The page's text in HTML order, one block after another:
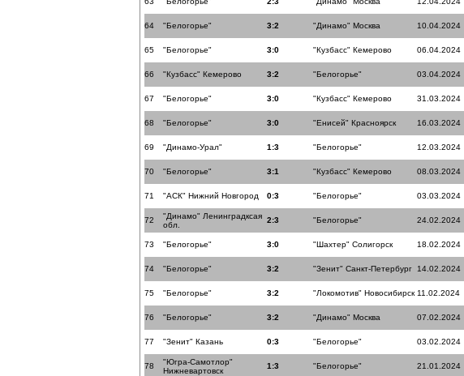
64 "Белогорье" 3:2 "Динамо" Москва 10.04.2024
65 "Белогорье" 3:0 "Кузбасс" Кемерово 06.04.2024
66 "Кузбасс" Кемерово 3:2 "Белогорье" 03.04.2024
67 "Белогорье" 3:0 "Кузбасс" Кемерово 31.03.2024
68 "Белогорье" 3:0 "Енисей" Красноярск 16.03.2024
69 "Динамо-Урал" 1:3 "Белогорье" 12.03.2024
70 "Белогорье" 3:1 "Кузбасс" Кемерово 08.03.2024
71 "АСК" Нижний Новгород 0:3 "Белогорье" 03.03.2024
72
"Динамо" Ленинградксая
обл.
2:3 "Белогорье" 24.02.2024
73 "Белогорье" 3:0 "Шахтер" Солигорск 18.02.2024
74 "Белогорье" 3:2 "Зенит" Санкт-Петербург 14.02.2024
75 "Белогорье" 3:2 "Локомотив" Новосибирск 11.02.2024
76 "Белогорье" 3:2 "Динамо" Москва 07.02.2024
77 "Зенит" Казань 0:3 "Белогорье" 03.02.2024
78
"Югра-Самотлор"
Нижневартовск
1:3 "Белогорье" 21.01.2024